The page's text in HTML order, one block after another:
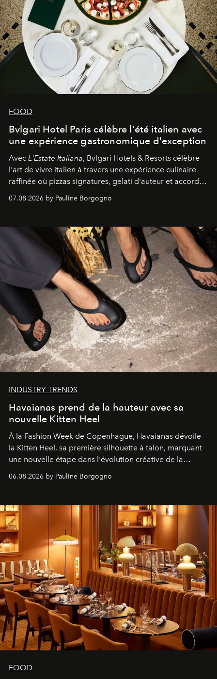
FOOD
Bvlgari Hotel Paris célèbre l'été italien avec
une expérience gastronomique d'exception
Avec L'Estate Italiana, Bvlgari Hotels & Resorts célèbre
l'art de vivre italien à travers une expérience culinaire
raffinée où pizzas signatures, gelati d'auteur et accords
d'exception composent un véritable voyage sensoriel.
07.08.2026 by Pauline Borgogno
INDUSTRY TRENDS
Havaianas prend de la hauteur avec sa
nouvelle Kitten Heel
À la Fashion Week de Copenhague, Havaianas dévoile
la Kitten Heel, sa première silhouette à talon, marquant
une nouvelle étape dans l'évolution créative de la
06.08.2026 by Pauline Borgogno
FOOD